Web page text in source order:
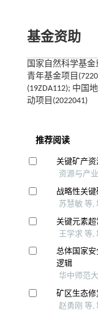
基金资助
国家自然科学基金
青年基金项目
(19ZDA112); 中国
动项目(2022041)